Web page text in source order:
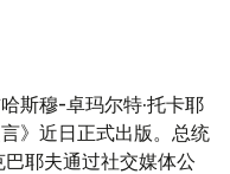
斯穆-卓玛尔特·托卡耶
》近日正式出版。总统
耶夫通过社交媒体公